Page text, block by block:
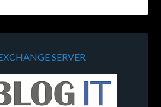
SERVER